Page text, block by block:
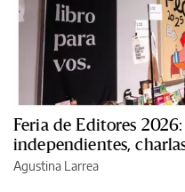
Feria de Editores
independientes,
Agustina Larrea